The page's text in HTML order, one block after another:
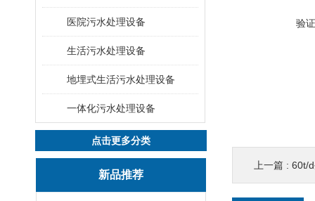
医院污水处理设备
生活污水处理设备
地埋式生活污水处理设备
一体化污水处理设备
点击更多分类
新品推荐
验
上一篇 : 60t/